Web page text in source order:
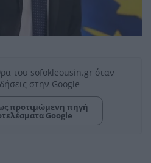
του sofokleousin.gr όταν
στην Google
προτιμώμενη πηγή
Google